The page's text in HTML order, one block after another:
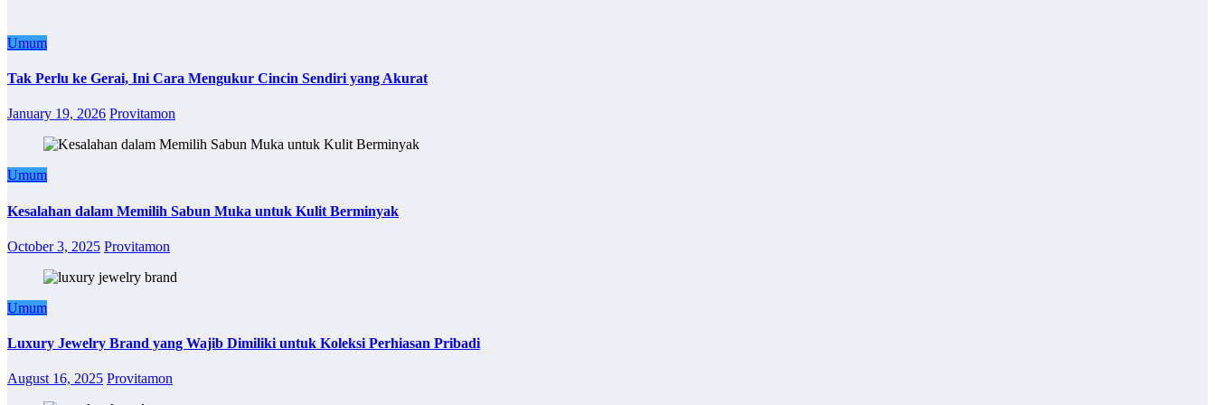
Umum
Tak Perlu ke Gerai, Ini Cara Mengukur Cincin Sendiri yang Akurat
January 19, 2026 Provitamon
Umum
Kesalahan dalam Memilih Sabun Muka untuk Kulit Berminyak
October 3, 2025 Provitamon
Umum
Luxury Jewelry Brand yang Wajib Dimiliki untuk Koleksi Perhiasan Pribadi
August 16, 2025 Provitamon